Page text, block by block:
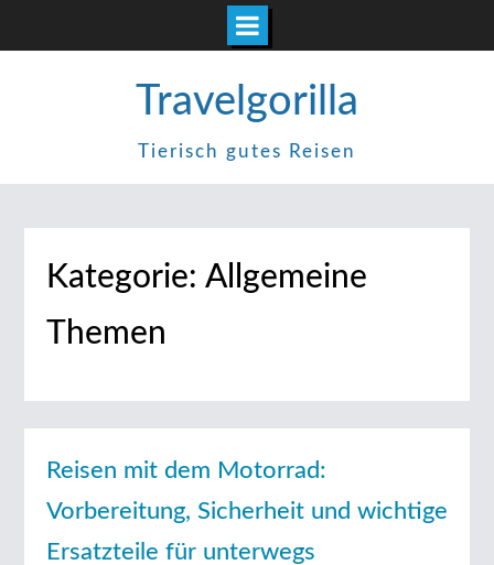
Travelgorilla
Tierisch gutes Reisen
Kategorie: Allgemeine
Themen
Reisen mit dem Motorrad:
Vorbereitung, Sicherheit und wichtige
Ersatzteile für unterwegs